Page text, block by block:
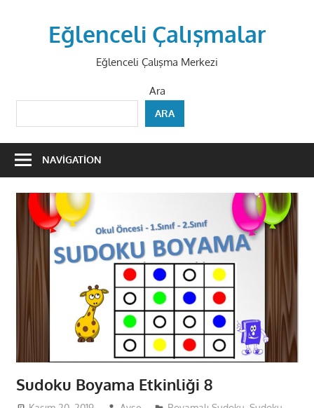
Eğlenceli Çalışmalar
Eğlenceli Çalışma Merkezi
Ara
ARA
NAVIGATION
Sudoku Boyama Etkinliği 8